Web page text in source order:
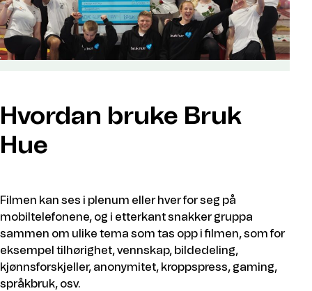
Hvordan bruke Bruk
Hue
Filmen kan ses i plenum eller hver for seg på
mobiltelefonene, og i etterkant snakker gruppa
sammen om ulike tema som tas opp i filmen, som for
eksempel tilhørighet, vennskap, bildedeling,
kjønnsforskjeller, anonymitet, kroppspress, gaming,
språkbruk, osv.